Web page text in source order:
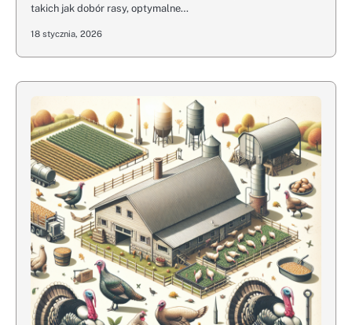
takich jak dobór rasy, optymalne…
18 stycznia, 2026